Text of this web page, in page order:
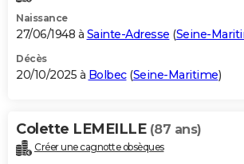
Dictionnaire
Biographies
Citations
Expressions
Proverbes
PROGRAMME TV
S'inscrire
Se connecter
Lycées
Collèges
Primaires
Universités
Entreprises
Service militaire
Avis de recherche
AVIS DE DÉCÈS
Bricolage
Lifestyle
Culture
Sport
Auto
Television
Voyage
Cinema
Naissance
27/06/1948 à Sainte-Adresse (Seine-
Décès
20/10/2025 à Bolbec(Seine-Maritime)
Colette LEMEILLE (87 ans)
Créer une cagnotte obsèques